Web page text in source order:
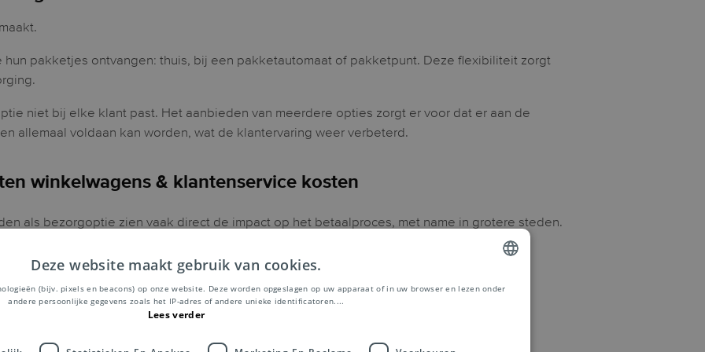
hun pakketjes ontvangen: thuis, bij een pakketautomaat of pakketpunt. Deze flexibiliteit zorgt
niet bij elke klant past. Het aanbieden van meerdere opties zorgt er voor dat er aan de
allemaal voldaan kan worden, wat de klantervaring weer verbeterd.
winkelwagens & klantenservice kosten
als bezorgoptie zien vaak direct de impact op het betaalproces, met name in grotere steden.
wanneer bezorging past bij hun agenda
DUTCH
Deze website maakt gebruik van cookies.
(bijv. pixels en beacons) op onze website. Deze worden opgeslagen op uw apparaat of in uw browser en lezen onder
andere persoonlijke gegevens zoals het IP-adres of andere unieke identificatoren....
Lees verder